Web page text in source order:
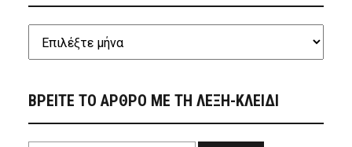
ΒΡΕΙΤΕ ΤΟ ΑΡΘΡΟ ΜΕ ΤΗ ΛΕΞΗ-ΚΛΕΙΔΙ